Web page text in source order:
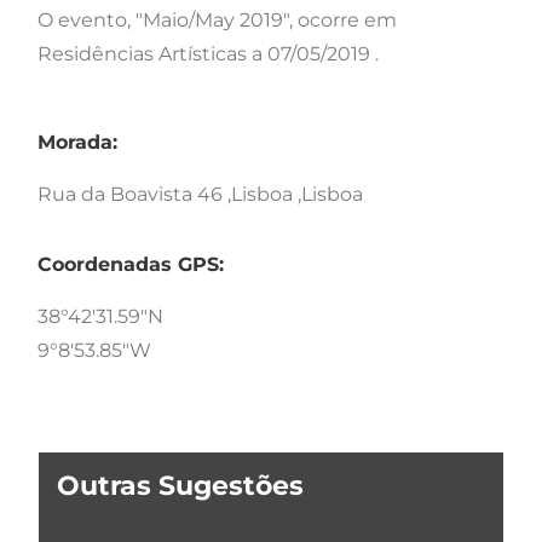
O evento, "Maio/May 2019", ocorre em
Residências Artísticas a 07/05/2019 .
Morada:
Rua da Boavista 46 ,Lisboa ,Lisboa
Coordenadas GPS:
38°42'31.59"N
9°8'53.85"W
Outras Sugestões